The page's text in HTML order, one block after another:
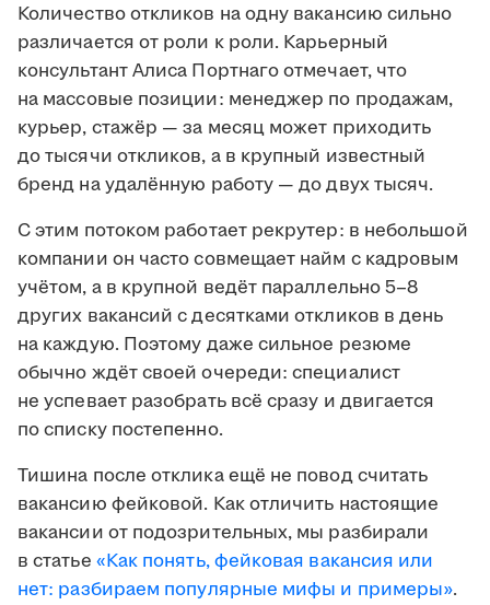
Количество откликов на одну вакансию сильно
различается от роли к роли. Карьерный
консультант Алиса Портнаго отмечает, что
на массовые позиции: менеджер по продажам,
курьер, стажёр — за месяц может приходить
до тысячи откликов, а в крупный известный
бренд на удалённую работу — до двух тысяч.
С этим потоком работает рекрутер: в небольшой
компании он часто совмещает найм с кадровым
учётом, а в крупной ведёт параллельно 5–8
других вакансий с десятками откликов в день
на каждую. Поэтому даже сильное резюме
обычно ждёт своей очереди: специалист
не успевает разобрать всё сразу и двигается
по списку постепенно.
Тишина после отклика ещё не повод считать
вакансию фейковой. Как отличить настоящие
вакансии от подозрительных, мы разбирали
в статье «Как понять, фейковая вакансия или
нет: разбираем популярные мифы и примеры».